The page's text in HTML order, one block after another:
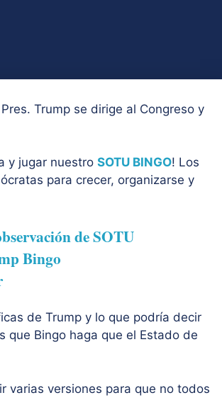
Trump se dirige al Congreso y
y jugar nuestro SOTU BINGO! Los
para crecer, organizarse y
de SOTU
Bingo
de Trump y lo que podría decir
que Bingo haga que el Estado de
varias versiones para que no todos